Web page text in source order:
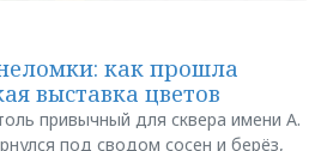
как прошла
выставка цветов
привычный для сквера имени А.
под сводом сосен и берёз,